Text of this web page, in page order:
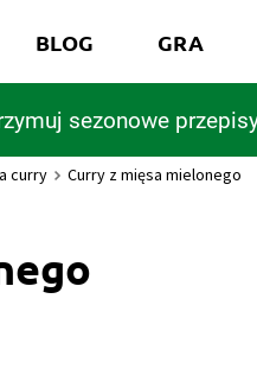
sezonowe
BLOG GRA
curry Curry z mięsa mielonego